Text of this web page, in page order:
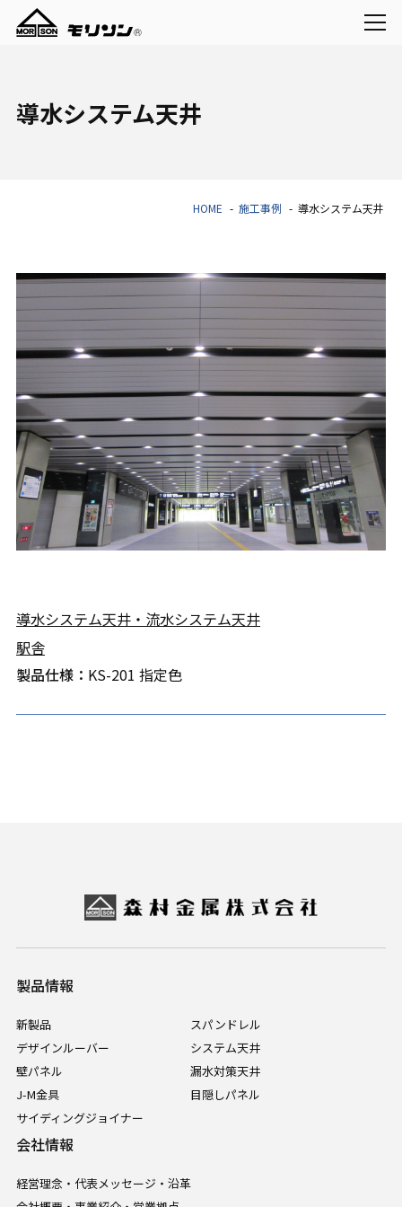
導水システム天井
HOME 施工事例 導水システム天井
導水システム天井・流水システム天井
駅舎
製品仕様： KS-201 指定色
製品情報
新製品
スパンドレル
デザインルーバー
システム天井
壁パネル
漏水対策天井
J-M金具
目隠しパネル
サイディングジョイナー
会社情報
経営理念・代表メッセージ・沿革